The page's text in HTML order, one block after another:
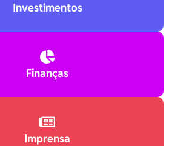
Investimentos

Finanças

Imprensa